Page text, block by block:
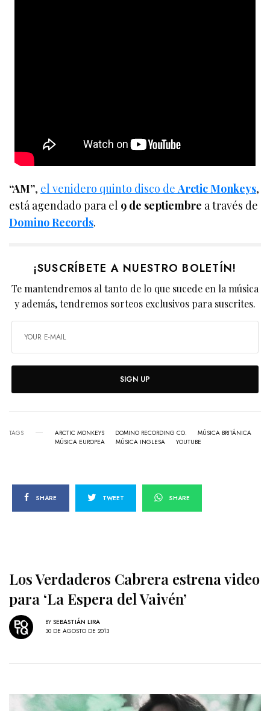
“AM”, el venidero quinto disco deArctic Monkeys,
está agendado para el 9 de septiembre a través de
Domino Records.
¡SUSCRÍBETE A NUESTRO BOLETÍN!
Te mantendremos al tanto de lo que sucede en la música
y además, tendremos sorteos exclusivos para suscrites.
SIGN UP
TAGS ARCTIC MONKEYS DOMINO RECORDING CO.
MÚSICA BRITÁNICA
MÚSICA EUROPEA
MÚSICA INGLESA YOUTUBE
SHARE TWEET SHARE
Los Verdaderos Cabrera estrena video
para ‘La Espera del Vaivén’
BY SEBASTIÁN LIRA
30 DE AGOSTO DE 2013